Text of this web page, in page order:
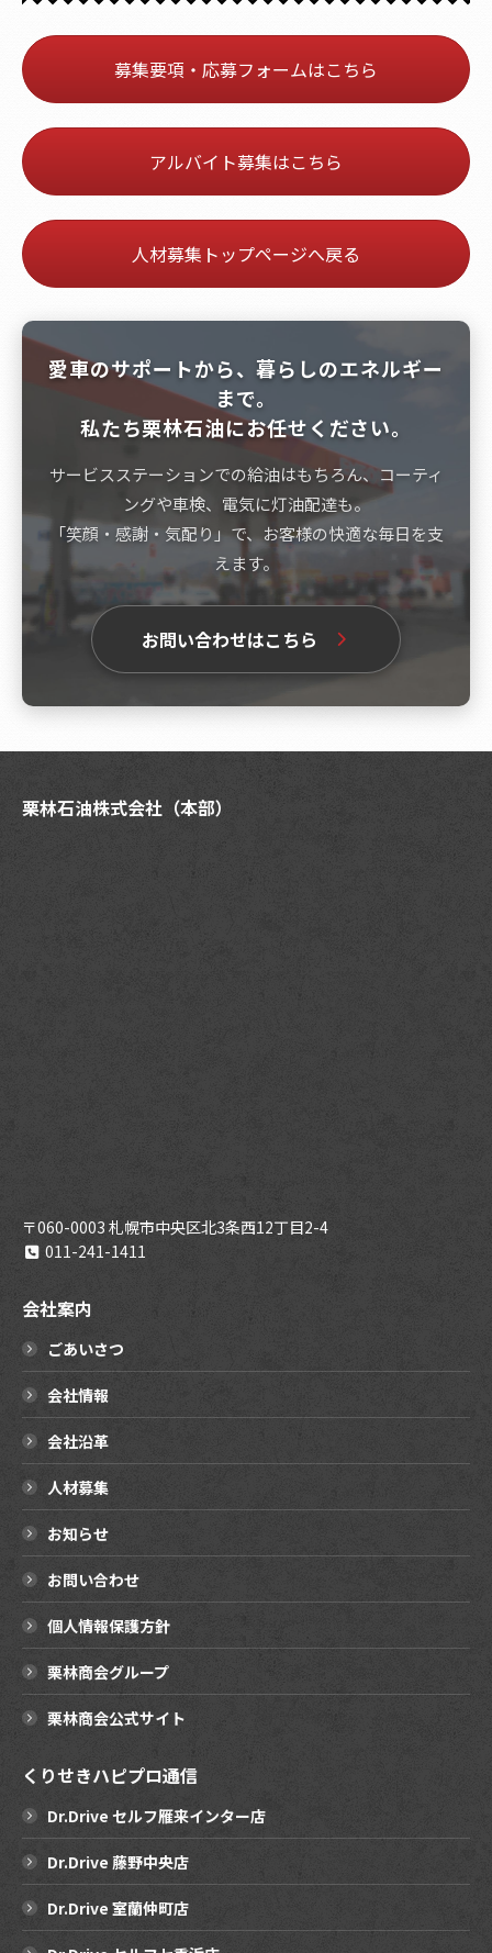
募集要項・応募フォームはこちら
アルバイト募集はこちら
人材募集トップページへ戻る
愛車のサポートから、暮らしのエネルギー
まで。
私たち栗林石油にお任せください。
サービスステーションでの給油はもちろん、コーティ
ングや車検、電気に灯油配達も。
「笑顔・感謝・気配り」で、お客様の快適な毎日を支
えます。
お問い合わせはこちら
栗林石油株式会社（本部）
〒060-0003 札幌市中央区北3条西12丁目2-4
011-241-1411
会社案内
ごあいさつ
会社情報
会社沿革
人材募集
お知らせ
お問い合わせ
個人情報保護方針
栗林商会グループ
栗林商会公式サイト
くりせきハピプロ通信
Dr.Drive セルフ雁来インター店
Dr.Drive 藤野中央店
Dr.Drive 室蘭仲町店